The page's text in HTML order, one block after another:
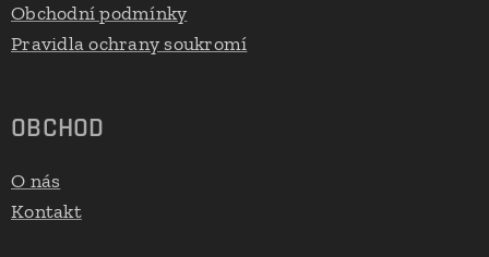
Obchodní podmínky
Pravidla ochrany soukromí
OBCHOD
O nás
Kontakt